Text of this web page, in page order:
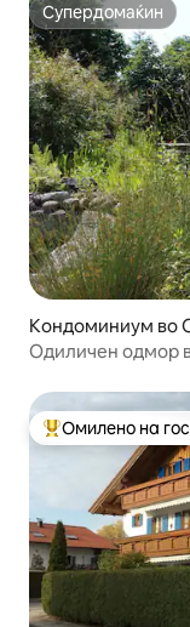
Супердомаќин
Супердомаќин
Кондоминиум во
Одиличен одмор
МеѓуОмилено на